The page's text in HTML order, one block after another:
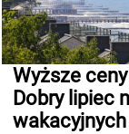
Wyższe
Dobry lipiec
wakacyjnych